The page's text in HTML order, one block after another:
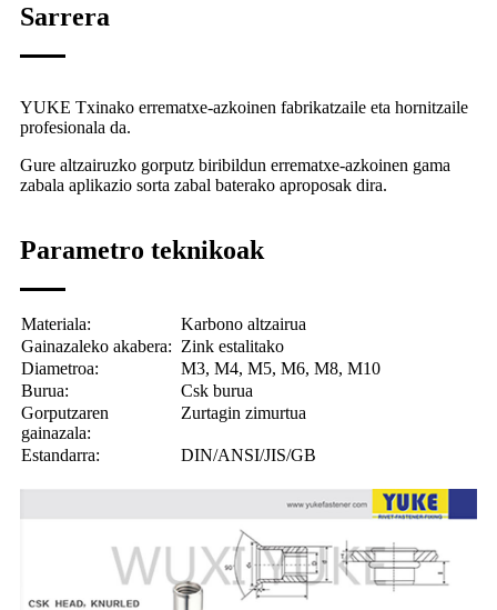
Sarrera
YUKE Txinako errematxe-azkoinen fabrikatzaile eta hornitzaile
profesionala da.
Gure altzairuzko gorputz biribildun errematxe-azkoinen gama
zabala aplikazio sorta zabal baterako aproposak dira.
Parametro teknikoak
Materiala:
Karbono altzairua
Gainazaleko akabera: Zink estalitako
Diametroa:
M3, M4, M5, M6, M8, M10
Burua:
Csk burua
Gorputzaren
gainazala:
Zurtagin zimurtua
Estandarra: DIN/ANSI/JIS/GB